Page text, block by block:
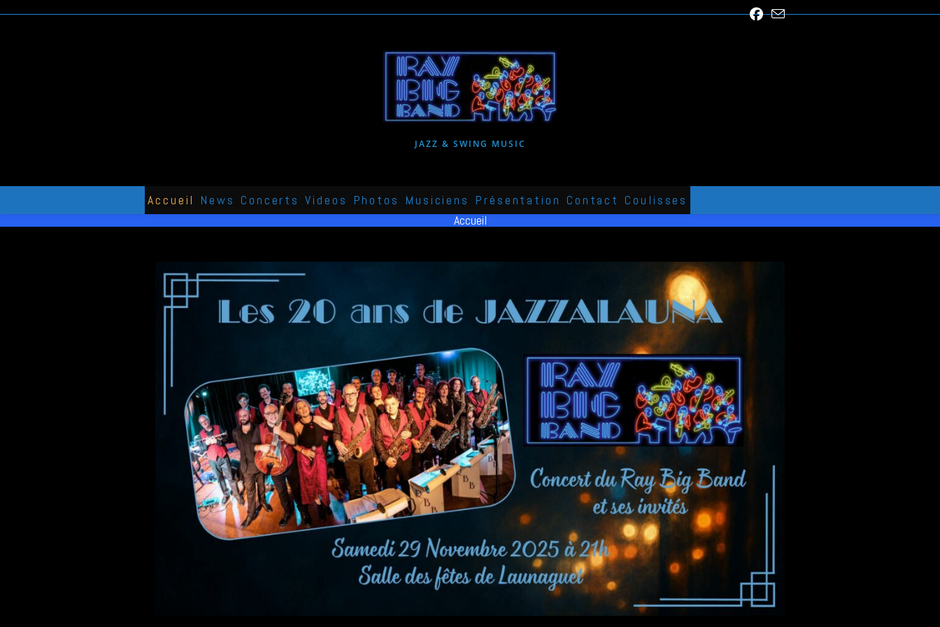
JAZZ & SWING MUSIC
Accueil News Concerts Videos Photos Musiciens Présentation Contact Coulisses
Accueil